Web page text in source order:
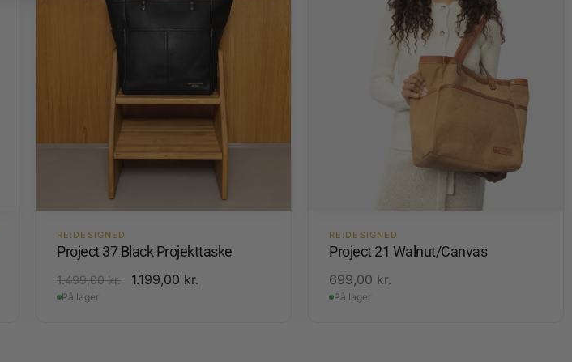
RE:DESIGNED
Project 37 Black Projekttaske
1.499,00kr. 1.199,00 kr.
På lager
RE:DESIGNED
Project 21 Walnut/Canvas
699,00 kr.
På lager